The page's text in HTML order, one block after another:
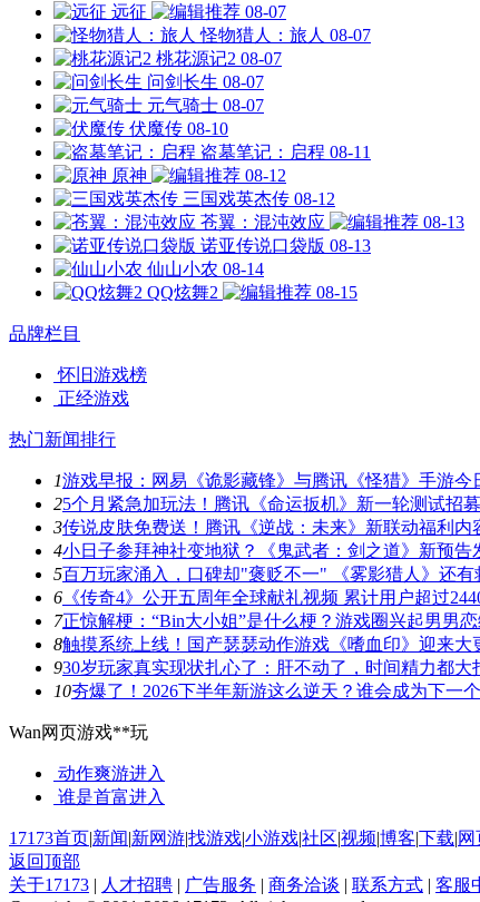
远征
08-07
怪物猎人：旅人 08-07
桃花源记2 08-07
问剑长生 08-07
元气骑士 08-07
伏魔传 08-10
盗墓笔记：启程 08-11
原神
08-12
三国戏英杰传 08-12
苍翼：混沌效应
08-13
诺亚传说口袋版 08-13
仙山小农 08-14
QQ炫舞2
08-15
品牌栏目
怀旧游戏榜
正经游戏
热门新闻排行
1游戏早报：网易《诡影藏锋》与腾讯《怪猎》手游今
25个月紧急加玩法！腾讯《命运扳机》新一轮测试招
3传说皮肤免费送！腾讯《逆战：未来》新联动福利内
4小日子参拜神社变地狱？《鬼武者：剑之道》新预告
5百万玩家涌入，口碑却"褒贬不一" 《雾影猎人》还有
6 《传奇4》公开五周年全球献礼视频 累计用户超过
7正惊解梗：“Bin大小姐”是什么梗？游戏圈兴起男男恋
8触摸系统上线！国产瑟瑟动作游戏《嗜血印》迎来大
930岁玩家真实现状扎心了：肝不动了，时间精力都大
10夯爆了！2026下半年新游这么逆天？谁会成为下一
Wan网页游戏**玩
动作爽游进入
谁是首富进入
17173首页|新闻|新网游|找游戏|小游戏|社区|视频|博客|下载|
返回顶部
关于17173 | 人才招聘 | 广告服务 | 商务洽谈 | 联系方式 | 客服